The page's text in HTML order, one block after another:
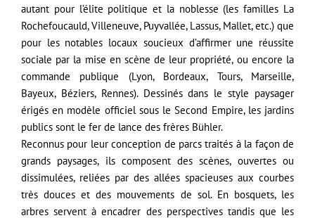
autant pour l’élite politique et la noblesse (les familles La
Rochefoucauld, Villeneuve, Puyvallée, Lassus, Mallet, etc.) que
pour les notables locaux soucieux d’affirmer une réussite
sociale par la mise en scène de leur propriété, ou encore la
commande publique (Lyon, Bordeaux, Tours, Marseille,
Bayeux, Béziers, Rennes). Dessinés dans le style paysager
érigés en modèle officiel sous le Second Empire, les jardins
publics sont le fer de lance des frères Bühler.
Reconnus pour leur conception de parcs traités à la façon de
grands paysages, ils composent des scènes, ouvertes ou
dissimulées, reliées par des allées spacieuses aux courbes
très douces et des mouvements de sol. En bosquets, les
arbres servent à encadrer des perspectives tandis que les